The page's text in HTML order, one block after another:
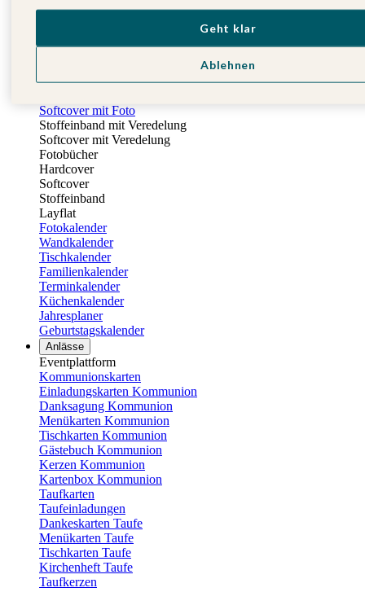
Fotobücher
Fotohalter
Notizbücher
Softcover mit Foto
Stoffeinband mit Veredelung
Softcover mit Veredelung
Fotobücher
Hardcover
Softcover
Stoffeinband
Layflat
Fotokalender
Wandkalender
Tischkalender
Familienkalender
Terminkalender
Küchenkalender
Jahresplaner
Geburtstagskalender
Anlässe
Eventplattform
Kommunionskarten
Einladungskarten Kommunion
Danksagung Kommunion
Menükarten Kommunion
Tischkarten Kommunion
Gästebuch Kommunion
Kerzen Kommunion
Kartenbox Kommunion
Taufkarten
Taufeinladungen
Dankeskarten Taufe
Menükarten Taufe
Tischkarten Taufe
Kirchenheft Taufe
Taufkerzen
Ablehnen
Geht klar